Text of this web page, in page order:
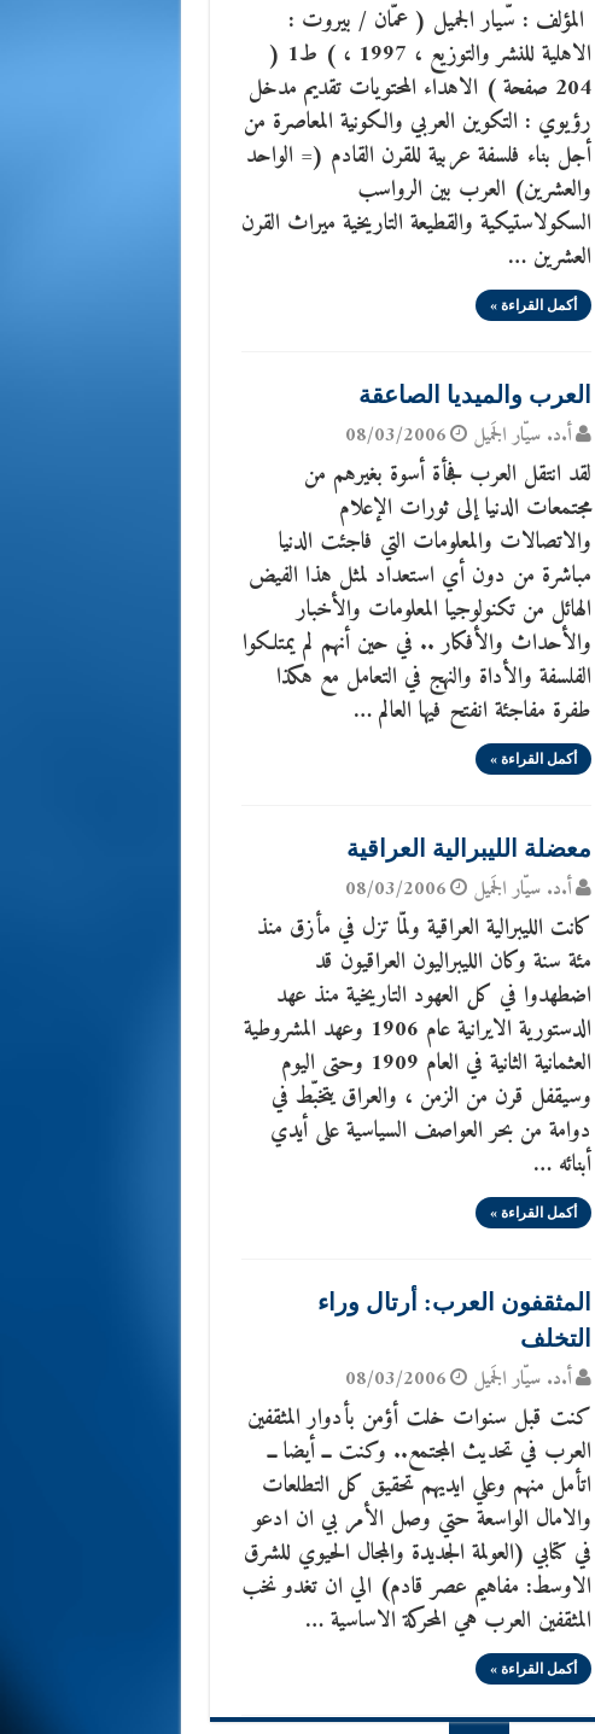
المؤلف : سّيار الجميل ( عمّان / بيروت :
الاهلية للنشر والتوزيع ، 1997 ، ) ط1 (
204 صفحة ) الاهداء المحتويات تقديم مدخل
رؤيوي : التكوين العربي والكونية المعاصرة من
أجل بناء فلسفة عربية للقرن القادم (= الواحد
والعشرين) العرب بين الرواسب
السكولاستيكية والقطيعة التاريخية ميراث القرن
العشرين …
أكمل القراءة »
العرب والميديا الصاعقة
أ.د. سيّار الجَميل 08/03/2006
لقد انتقل العرب فجأة أسوة بغيرهم من
مجتمعات الدنيا إلى ثورات الإعلام
والاتصالات والمعلومات التي فاجئت الدنيا
مباشرة من دون أي استعداد لمثل هذا الفيض
الهائل من تكنولوجيا المعلومات والأخبار
والأحداث والأفكار .. في حين أنهم لم يمتلكوا
الفلسفة والأداة والنهج في التعامل مع هكذا
طفرة مفاجئة انفتح فيها العالم …
أكمل القراءة »
معضلة الليبرالية العراقية
أ.د. سيّار الجَميل 08/03/2006
كانت الليبرالية العراقية ولمّا تزل في مأزق منذ
مئة سنة وكان الليبراليون العراقيون قد
اضطهدوا في كل العهود التاريخية منذ عهد
الدستورية الايرانية عام 1906 وعهد المشروطية
العثمانية الثانية في العام 1909 وحتى اليوم
وسيقفل قرن من الزمن ، والعراق يتخبّط في
دوامة من بحر العواصف السياسية على أيدي
أبنائه …
أكمل القراءة »
المثقفون العرب: أرتال وراء
التخلف
أ.د. سيّار الجَميل 08/03/2006
كنت قبل سنوات خلت أؤمن بأدوار المثقفين
العرب في تحديث المجتمع.. وكنت ــ أيضا ــ
اتأمل منهم وعلي ايديهم تحقيق كل التطلعات
والامال الواسعة حتي وصل الأمر بي ان ادعو
في كتابي (العولمة الجديدة والمجال الحيوي للشرق
الاوسط: مفاهيم عصر قادم) الي ان تغدو نخب
المثقفين العرب هي المحركة الاساسية …
أكمل القراءة »